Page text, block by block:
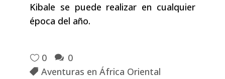
Kibale se puede realizar en cualquier
época del año.
0
0
Aventuras en África Oriental